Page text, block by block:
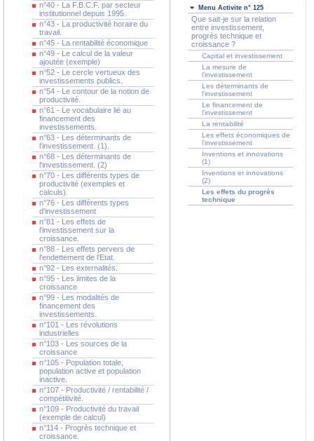
n°40 - La F.B.C.F. par secteur
institutionnel depuis 1995.
n°43 - La productivité horaire du
travail.
n°45 - La rentabilité économique
n°49 - Le calcul de la valeur
ajoutée (exemple)
n°52 - Le cercle vertueux des
investissements publics.
n°54 - Le contour de la notion de
productivité.
n°61 - Le vocabulaire lié au
financement des
investissements.
n°63 - Les déterminants de
l'investissement. (1).
n°68 - Les déterminants de
l'investissement. (2)
n°70 - Les différents types de
productivité (exemples et
calculs).
n°76 - Les différents types
d'investissement
n°81 - Les effets de
l'investissement sur la
croissance.
n°88 - Les effets pervers de
l'endettement de l'Etat.
n°92 - Les externalités.
n°95 - Les limites de la
croissance
n°99 - Les modalités de
financement des
investissements.
n°101 - Les révolutions
industrielles
n°103 - Les sources de la
croissance
n°105 - Population totale,
population active et population
inactive.
n°107 - Productivité / rentabilité /
compétitivité.
n°109 - Productivité du travail
(exemple de calcul)
n°114 - Progrès technique et
croissance.
Menu Activite n° 125
Que sait-je sur la relation
entre investissement,
progrès technique et
croissance ?
Capital et investissement
La mesure de
l'investissement
Les déterminants de
l'investissement
Le financement de
l'investissement
La rentabilité
Les effets économiques de
l'investissement
Inventions et innovations
(1)
Inventions et innovations
(2)
Les effets du progrès
technique